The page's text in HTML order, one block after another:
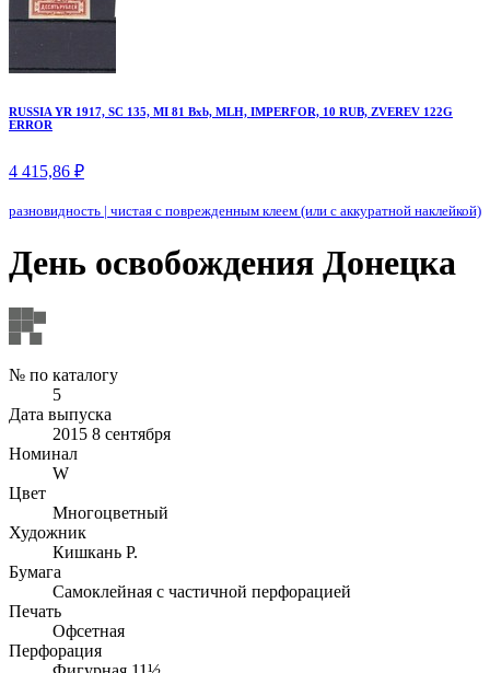
RUSSIA YR 1917, SC 135, MI 81 Bxb, MLH, IMPERFOR, 10 RUB, ZVEREV 122G
ERROR
4 415,86 ₽
разновидность | чистая с поврежденным клеем (или с аккуратной наклейкой)
День освобождения Донецка
№ по каталогу
5
Дата выпуска
2015 8 сентября
Номинал
W
Цвет
Многоцветный
Художник
Кишкань Р.
Бумага
Самоклейная с частичной перфорацией
Печать
Офсетная
Перфорация